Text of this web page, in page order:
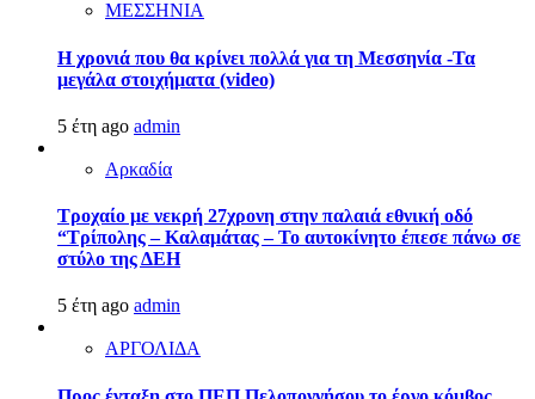
ΜΕΣΣΗΝΙΑ
Η χρονιά που θα κρίνει πολλά για τη Μεσσηνία -Τα
μεγάλα στοιχήματα (video)
5 έτη ago admin
Αρκαδία
Τροχαίο με νεκρή 27χρονη στην παλαιά εθνική οδό
“Τρίπολης – Καλαμάτας – Το αυτοκίνητο έπεσε πάνω σε
στύλο της ΔΕΗ
5 έτη ago admin
ΑΡΓΟΛΙΔΑ